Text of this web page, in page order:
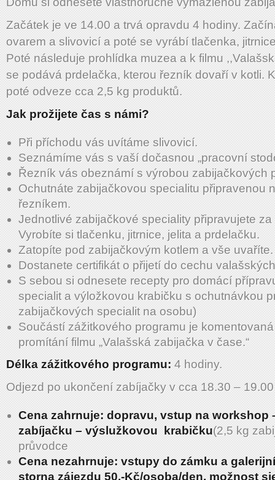
Začátek je ve 14.00 a trvá opravdu 4 hodiny.
ovarem a slivovicí a poté se vyrábí tlačenka,
Poté následuje prohlídka muzea a k filmu
se podává prdelačka, kterou řezník dovaří v kotli.
poté odveze cca 2,5 kg produktů.
Jak prožijete čas s námi?
Při příchodu vás uvítáme slivovicí.
Seznámíme vás s vaší dočasnou „pracovní
Řezník vás obeznámí s výrobou zabijačkových
Ochutnáte zabijačkovou specialitu připravenou
řezníkem.
Jednotlivé zabijačkové speciality připravujete
Vyrobíte si tlačenku, jitrnice, jelita a prdelačku.
Zatopíte pod zabijačkovým kotlem a vše uvaříte.
Dostanete certifikát o přijetí do cechu
S sebou si odnesete recepty pro domácí
specialit a výložkovou krabičku s ochutnávkou
zabijačkových specialit na osobu)
Součástí zážitkového programu je
promítání filmu „Valašská zabijačka v čase.“
Délka zážitkového programu: 4 hodiny.
Odjezd po ukončení zabíjačky v cca 18.30 –
Cena zahrnuje: dopravu, vstup na workshop
zabíjačku – výslužkovou krabičku(2,5 kg
průvodce
Cena nezahrnuje: vstupy do zámku a
storna zájezdu 50,-Kč/osoba/den, možnost